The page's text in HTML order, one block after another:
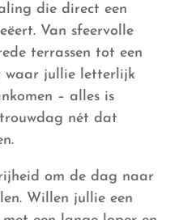
die direct een
Van sfeervolle
terrassen tot een
waar jullie letterlijk
– alles is
nét dat
om de dag naar
Willen jullie een